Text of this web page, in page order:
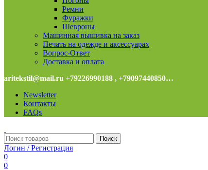
Ремни
Фуражки
Шевроны
Машинная вышивка на заказ
Печать на одежде и аксессуарах
Вопрос-Ответ
Доставка и оплата
aritekstil@mail.ru +79226990188 , +79097440850…
Newsletter
Контакты
FAQs
Поиск
Логин / Регистрация
0
0